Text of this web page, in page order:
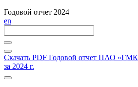
Годовой отчет 2024
en
Скачать PDF Годовой отчет ПАО «ГМК
за 2024 г.